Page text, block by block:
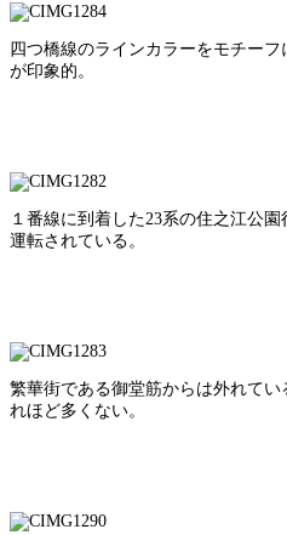
四つ橋線のラインカラーをモチー
が印象的。
１番線に到着した23系の住之江公
運転されている。
繁華街である御堂筋からは外れて
れほど多くない。